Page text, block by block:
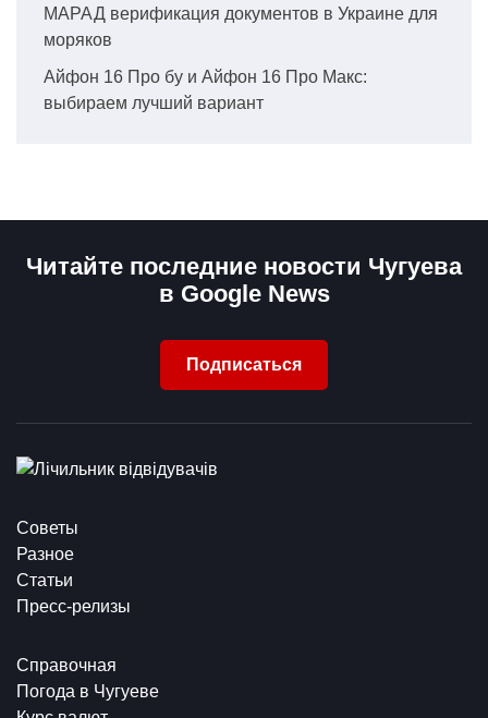
МАРАД верификация документов в Украине для
моряков
Айфон 16 Про бу и Айфон 16 Про Макс:
выбираем лучший вариант
Читайте последние новости Чугуева
в Google News
Подписаться
Советы
Разное
Статьи
Пресс-релизы
Справочная
Погода в Чугуеве